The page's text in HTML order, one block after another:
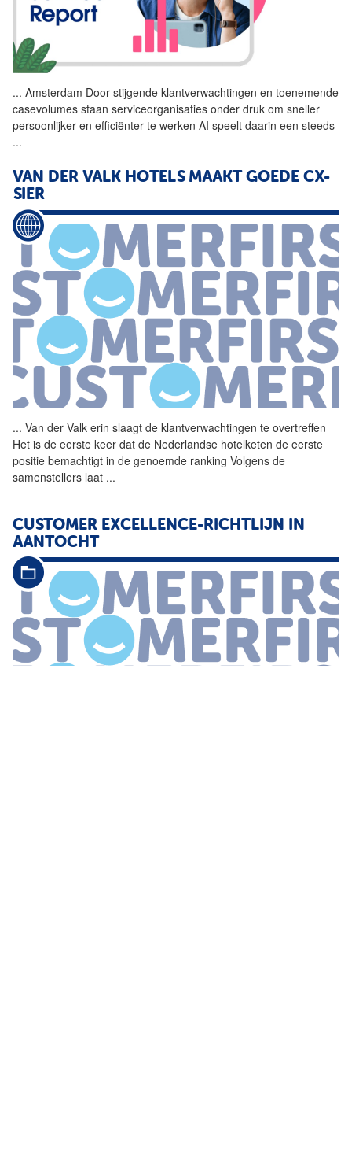
... Amsterdam Door stijgende klantverwachtingen en toenemende
casevolumes staan serviceorganisaties onder druk om sneller
persoonlijker en efficiënter te werken AI speelt daarin een steeds
...
VAN DER VALK HOTELS MAAKT GOEDE CX-
SIER
... Van der Valk erin slaagt de klantverwachtingen te overtreffen
Het is de eerste keer dat de Nederlandse hotelketen de eerste
positie bemachtigt in de genoemde ranking Volgens de
samenstellers laat ...
CUSTOMER EXCELLENCE-RICHTLIJN IN
AANTOCHT